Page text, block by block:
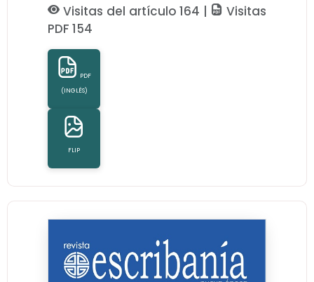
Visitas del artículo 164 |
Visitas
PDF 154
PDF
(INGLÉS)
FLIP